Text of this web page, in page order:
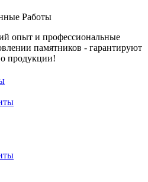
Работы
опыт и профессиональные
памятников - гарантируют
продукции!